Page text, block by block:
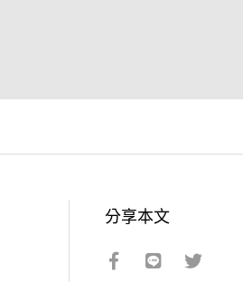
分享本文